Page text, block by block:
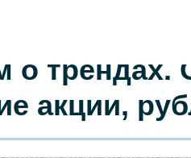
о трендах.
акции,